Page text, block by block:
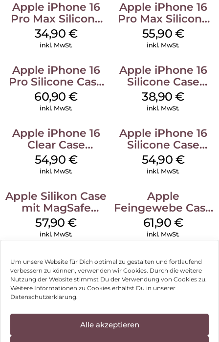
Um unsere Website für Dich optimal zu gestalten und fortlaufend
verbessern zu können, verwenden wir Cookies. Durch die weitere
Nutzung der Website stimmst Du der Verwendung von Cookies zu.
Weitere Informationen zu Cookies erhältst Du in unserer
Datenschutzerklärung.
Alle akzeptieren
Apple iPhone 16
Pro Max Silicone
Case MagSafe
Denim
34,90 €
inkl. MwSt.
Apple iPhone 16
Pro Max Silicone
Case MagSafe
Stone Gray
55,90 €
inkl. MwSt.
Apple iPhone 16
Pro Silicone Case
MagSafe Stone
Gray
60,90€
inkl. MwSt.
Apple iPhone 16
Silicone Case
MagSafe
Ultramarine
38,90€
inkl. MwSt.
Apple iPhone 16
Clear Case
MagSafe
Transparent
54,90 €
inkl. MwSt.
Apple iPhone 16
Silicone Case
MagSafe Lake
Green
54,90 €
inkl. MwSt.
Apple Silikon Case
mit MagSafe
iPhone 14 Pro
(PRODUCT)RED
57,90€
inkl. MwSt.
Apple
Feingewebe Case
iPhone 15 Pro
MagSafe Schwarz
61,90 €
inkl. MwSt.
Impressum